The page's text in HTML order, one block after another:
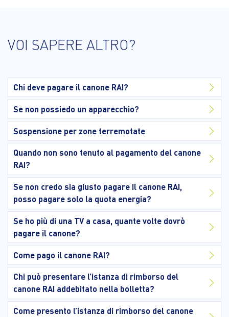
VOI SAPERE ALTRO?
Chi deve pagare il canone RAI?
Se non possiedo un apparecchio?
Sospensione per zone terremotate
Quando non sono tenuto al pagamento del canone
RAI?
Se non credo sia giusto pagare il canone RAI,
posso pagare solo la quota energia?
Se ho più di una TV a casa, quante volte dovrò
pagare il canone?
Come pago il canone RAI?
Chi può presentare l’istanza di rimborso del
canone RAI addebitato nella bolletta?
Come presento l’istanza di rimborso del canone